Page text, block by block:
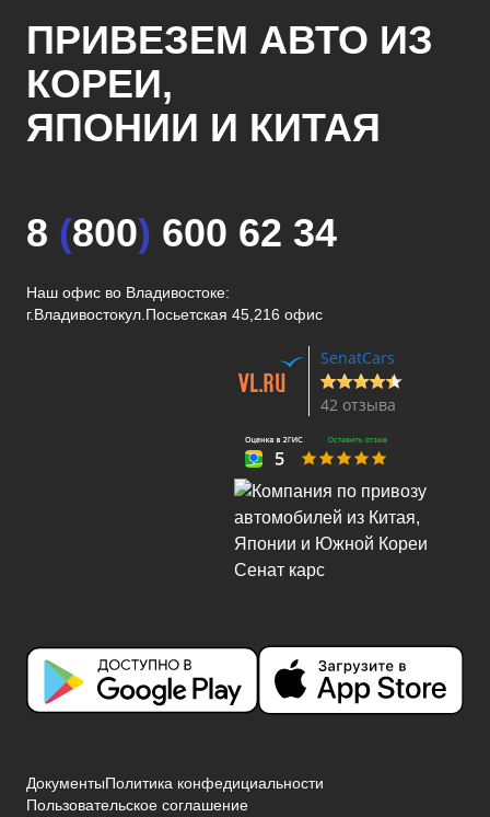
ПРИВЕЗЕМ АВТО ИЗ
КОРЕИ,
ЯПОНИИ И КИТАЯ
8 (800) 600 62 34
Наш офис во Владивостоке:
г.Владивостокул.Посьетская 45,216 офис
SenatCars
42 отзыва
ДокументыПолитика конфедициальности
Пользовательское соглашение